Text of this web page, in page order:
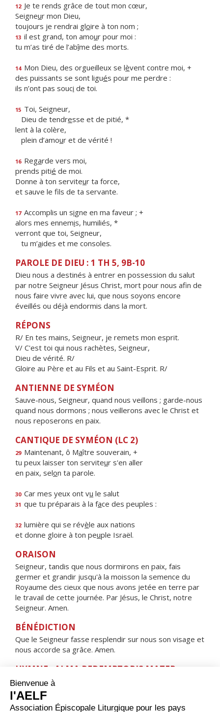
12 Je te rends grâce de tout mon cœur,
Seigneur mon Dieu,
toujours je rendrai gloire à ton nom ;
13 il est grand, ton amour pour moi :
tu m’as tiré de l’abîme des morts.
14 Mon Dieu, des orgueilleux se lèvent contre moi, +
des puissants se sont ligués pour me perdre :
ils n’ont pas souci de toi.
15 Toi, Seigneur,
Dieu de tendresse et de pitié, *
lent à la colère,
plein d’amour et de vérité !
16 Regarde vers moi,
prends pitié de moi.
Donne à ton serviteur ta force,
et sauve le fls de ta servante.
17 Accomplis un signe en ma faveur ; +
alors mes ennemis, humiliés, *
verront que toi, Seigneur,
tu m’aides et me consoles.
PAROLE DE DIEU : 1 TH 5, 9B-10
Dieu nous a destinés à entrer en possession du salut
par notre Seigneur Jésus Christ, mort pour nous afin de
nous faire vivre avec lui, que nous soyons encore
éveillés ou déjà endormis dans la mort.
RÉPONS
R/ En tes mains, Seigneur, je remets mon esprit.
V/ C'est toi qui nous rachètes, Seigneur,
Dieu de vérité. R/
Gloire au Père et au Fils et au Saint-Esprit. R/
ANTIENNE DE SYMÉON
Sauve-nous, Seigneur, quand nous veillons ; garde-nous
quand nous dormons ; nous veillerons avec le Christ et
nous reposerons en paix.
CANTIQUE DE SYMÉON (LC 2)
29 Maintenant, ô Maître souverain, +
tu peux laisser ton serviteur s'en aller
en paix, selon ta parole.
30 Car mes yeux ont vu le salut
31 que tu préparais à la face des peuples :
32 lumière qui se révèle aux nations
et donne gloire à ton peuple Israël.
ORAISON
Seigneur, tandis que nous dormirons en paix, fais
germer et grandir jusqu'à la moisson la semence du
Royaume des cieux que nous avons jetée en terre par
le travail de cette journée. Par Jésus, le Christ, notre
Seigneur. Amen.
BÉNÉDICTION
Que le Seigneur fasse resplendir sur nous son visage et
nous accorde sa grâce. Amen.
HYMNE : ALMA REDEMPTORIS MATER,
Alma Redemptoris Mater,
quæ pervia cæli porta manes, et stella maris,
succurre cadenti, surgere qui curat, populo :